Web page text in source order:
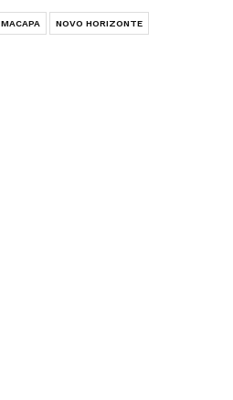
MACAPA NOVO HORIZONTE